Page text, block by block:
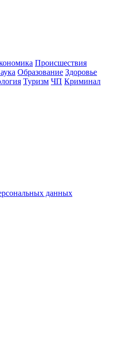
Происшествия
Образование Здоровье
Туризм ЧП Криминал
данных